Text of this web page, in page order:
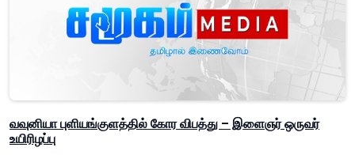
வவுனியா புளியங்குளத்தில் கோர விபத்து – இளைஞர் ஒருவர்
உயிரிழப்பு